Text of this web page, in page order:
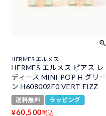
HERMES エルメス
HERMES エルメス ピアス レ
ディース MINI POP H グリー
ン H608002F0 VERT FIZZ
送料無料 ラッピング
¥60,500税込